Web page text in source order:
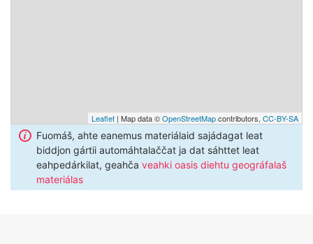
Leaflet | Map data ©OpenStreetMapcontributors, CC-BY-SA
Fuomáš, ahte eanemus materiálaid sajádagat leat
biddjon gártii automáhtalaččat ja dat sáhttet leat
eahpedárkilat, geahča veahki oasis diehtu geográfalaš
materiálas